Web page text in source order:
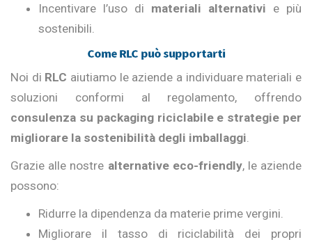
Incentivare l’uso di materiali alternativi e più
sostenibili.
Come RLC può supportarti
Noi di RLC aiutiamo le aziende a individuare materiali e
soluzioni conformi al regolamento, offrendo
consulenza su packaging riciclabile e strategie per
migliorare la sostenibilità degli imballaggi.
Grazie alle nostre alternative eco-friendly, le aziende
possono:
Ridurre la dipendenza da materie prime vergini.
Migliorare il tasso di riciclabilità dei propri